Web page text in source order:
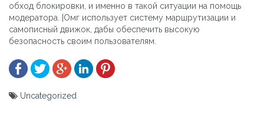
обход блокировки, и именно в такой ситуации на помощь
модератора. |Омг использует систему маршрутизации и
самописный движок, дабы обеспечить высокую
безопасность своим пользователям.
Uncategorized